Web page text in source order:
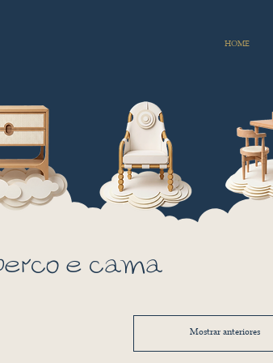
HOME
Mostrar anteriores
e cama